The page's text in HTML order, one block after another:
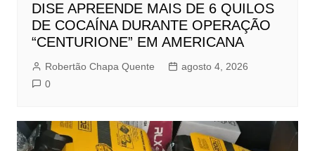
DISE APREENDE MAIS DE 6 QUILOS
DE COCAÍNA DURANTE OPERAÇÃO
“CENTURIONE” EM AMERICANA
Robertão Chapa Quente
agosto 4, 2026
0